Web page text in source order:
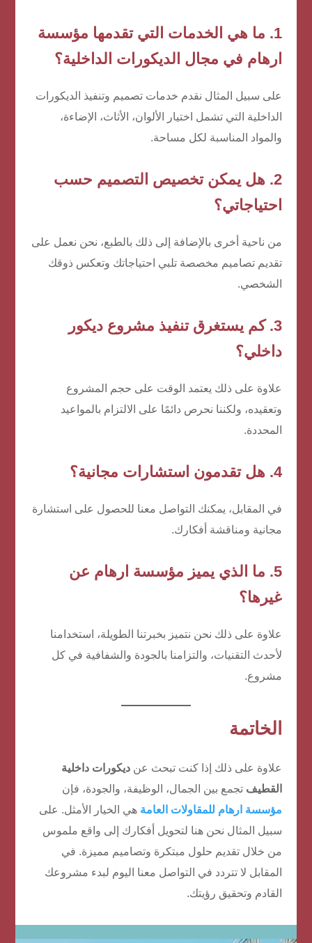
1. ما هي الخدمات التي تقدمها مؤسسة
ارهام في مجال الديكورات الداخلية؟
على سبيل المثال نقدم خدمات تصميم وتنفيذ الديكورات
الداخلية التي تشمل اختيار الألوان، الأثاث، الإضاءة،
والمواد المناسبة لكل مساحة.
2. هل يمكن تخصيص التصميم حسب
احتياجاتي؟
من ناحية أخرى بالإضافة إلى ذلك بالطبع، نحن نعمل على
تقديم تصاميم مخصصة تلبي احتياجاتك وتعكس ذوقك
الشخصي.
3. كم يستغرق تنفيذ مشروع ديكور
داخلي؟
علاوة على ذلك يعتمد الوقت على حجم المشروع
وتعقيده، ولكننا نحرص دائمًا على الالتزام بالمواعيد
المحددة.
4. هل تقدمون استشارات مجانية؟
في المقابل، يمكنك التواصل معنا للحصول على استشارة
مجانية ومناقشة أفكارك.
5. ما الذي يميز مؤسسة ارهام عن
غيرها؟
علاوة على ذلك نحن نتميز بخبرتنا الطويلة، استخدامنا
لأحدث التقنيات، والتزامنا بالجودة والشفافية في كل
مشروع.
الخاتمة
علاوة على ذلك إذا كنت تبحث عن ديكورات داخلية
القطيف تجمع بين الجمال، الوظيفة، والجودة، فإن
مؤسسة ارهام للمقاولات العامة هي الخيار الأمثل. على
سبيل المثال نحن هنا لتحويل أفكارك إلى واقع ملموس
من خلال تقديم حلول مبتكرة وتصاميم مميزة. في
المقابل لا تتردد في التواصل معنا اليوم لبدء مشروعك
القادم وتحقيق رؤيتك.